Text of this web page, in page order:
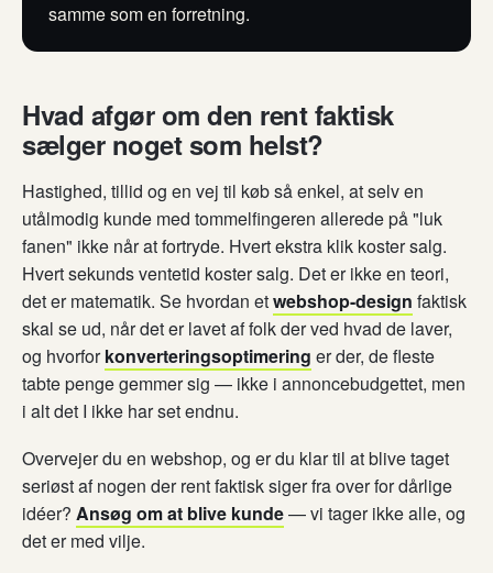
samme som en forretning.
Hvad afgør om den rent faktisk
sælger noget som helst?
Hastighed, tillid og en vej til køb så enkel, at selv en
utålmodig kunde med tommelfingeren allerede på "luk
fanen" ikke når at fortryde. Hvert ekstra klik koster salg.
Hvert sekunds ventetid koster salg. Det er ikke en teori,
det er matematik. Se hvordan etwebshop-design faktisk
skal se ud, når det er lavet af folk der ved hvad de laver,
og hvorforkonverteringsoptimering er der, de fleste
tabte penge gemmer sig — ikke i annoncebudgettet, men
i alt det I ikke har set endnu.
Overvejer du en webshop, og er du klar til at blive taget
seriøst af nogen der rent faktisk siger fra over for dårlige
idéer? Ansøg om at blive kunde— vi tager ikke alle, og
det er med vilje.